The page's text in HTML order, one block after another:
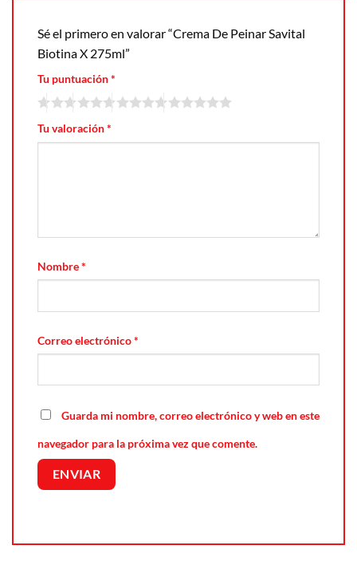
Sé el primero en valorar “Crema De Peinar Savital
Biotina X 275ml”
Tu puntuación*
Tu valoración*
Nombre*
Correo electrónico*
Guarda mi nombre, correo electrónico y web en este
navegador para la próxima vez que comente.